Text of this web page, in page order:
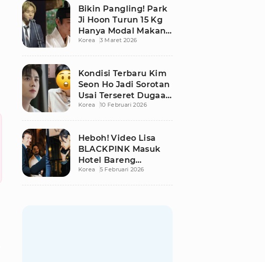
Bikin Pangling! Park
Ji Hoon Turun 15 Kg
Hanya Modal Makan
Apel, Visual
Korea 3 Maret 2026
Kondisi Terbaru Kim
Seon Ho Jadi Sorotan
Usai Terseret Dugaan
Penggelapan Pajak
Korea 10 Februari 2026
Heboh! Video Lisa
BLACKPINK Masuk
Hotel Bareng
Frederic Arnault Picu
Korea 5 Februari 2026